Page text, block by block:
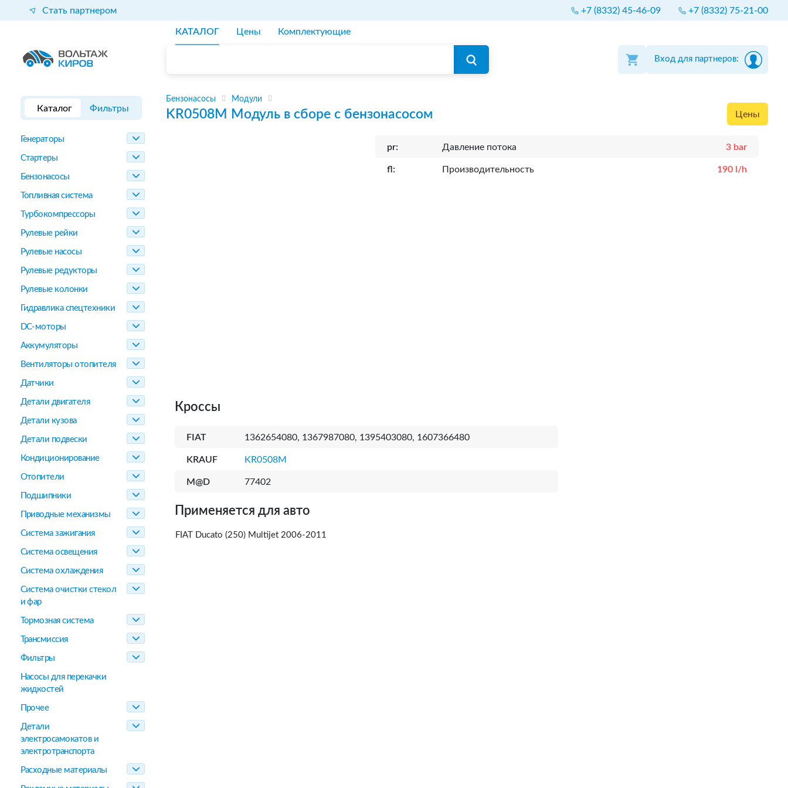
Стать партнером +7 (8332) 45-46-09 +7 (8332) 75-21-00
КАТАЛОГ Цены Комплектующие
Вход для партнеров:
Каталог Фильтры
Генераторы
Стартеры
Бензонасосы
Топливная система
Турбокомпрессоры
Рулевые рейки
Рулевые насосы
Рулевые редукторы
Рулевые колонки
Гидравлика спецтехники
DC-моторы
Аккумуляторы
Вентиляторы отопителя
Датчики
Детали двигателя
Детали кузова
Детали подвески
Кондиционирование
Отопители
Подшипники
Приводные механизмы
Система зажигания
Система освещения
Система охлаждения
Система очистки стекол
и фар
Тормозная система
Трансмиссия
Фильтры
Насосы для перекачки
жидкостей
Прочее
Детали
электросамокатов и
электротранспорта
Расходные материалы
Бензонасосы Модули
KR0508M Модуль в сборе с бензонасосом Цены
pr: Давление потока 3 bar
fl: Производительность 190 l/h
Кроссы
FIAT 1362654080, 1367987080, 1395403080, 1607366480
KRAUF KR0508M
M@D 77402
Применяется для авто
FIAT Ducato (250) Multijet 2006-2011